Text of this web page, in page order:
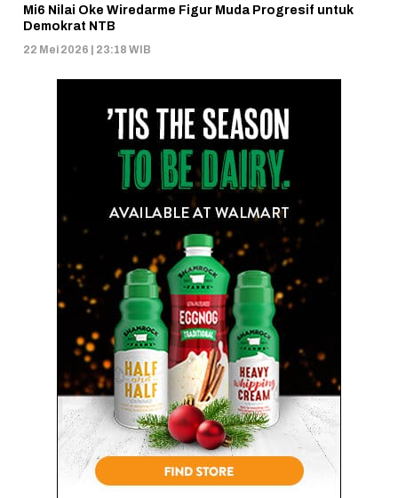
Mi6 Nilai Oke Wiredarme Figur Muda Progresif untuk
Demokrat NTB
22 Mei 2026 | 23:18 WIB